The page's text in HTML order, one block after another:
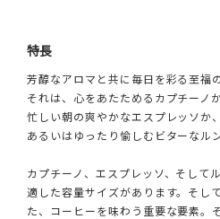
特長
芳醇なアロマと共に毎日を彩る至福
それは、心をあたためるカプチーノか
忙しい朝の爽やかなエスプレッソか、
あるいはゆったり愉しむビターなル
カプチーノ、エスプレッソ、そして
適した容量サイズがあります。そし
た、コーヒーを味わう重要な要素。